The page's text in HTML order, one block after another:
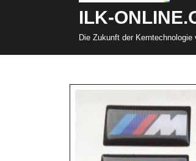
ILK-
Die Zukunft der Kerntechnologie